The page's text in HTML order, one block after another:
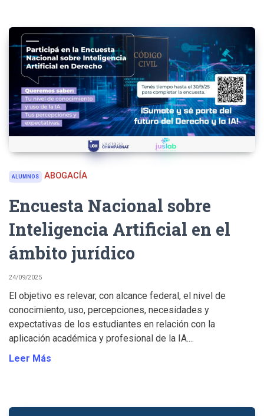
ALUMNOS ABOGACÍA
Encuesta Nacional sobre
Inteligencia Artificial en el
ámbito jurídico
24/09/2025
El objetivo es relevar, con alcance federal, el nivel de
conocimiento, uso, percepciones, necesidades y
expectativas de los estudiantes en relación con la
aplicación académica y profesional de la IA....
Leer Más